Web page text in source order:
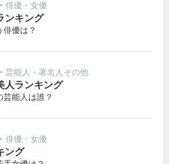
俳優・女優
ンキング
俳優は？
芸能人・著名人その他
人ランキング
能人は誰？
俳優・女優
ング